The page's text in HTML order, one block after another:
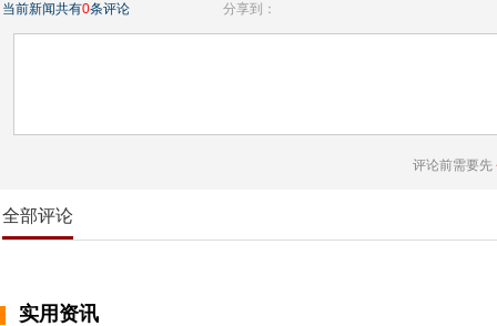
当前新闻共有0条评论 分享到：
评论前需要先
全部评论
实用资讯